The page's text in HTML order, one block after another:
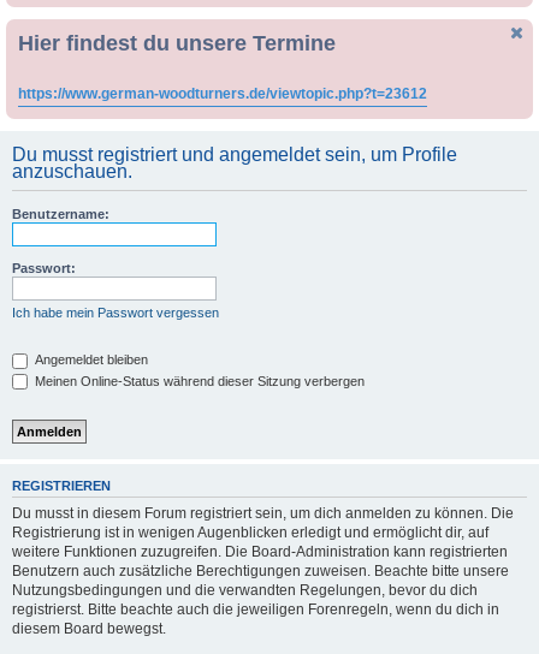
Hier findest du unsere Termine
https://www.german-woodturners.de/viewtopic.php?t=23612
Du musst registriert und angemeldet sein, um Profile
anzuschauen.
Benutzername:
Passwort:
Ich habe mein Passwort vergessen
Angemeldet bleiben
Meinen Online-Status während dieser Sitzung verbergen
REGISTRIEREN
Du musst in diesem Forum registriert sein, um dich anmelden zu können. Die
Registrierung ist in wenigen Augenblicken erledigt und ermöglicht dir, auf
weitere Funktionen zuzugreifen. Die Board-Administration kann registrierten
Benutzern auch zusätzliche Berechtigungen zuweisen. Beachte bitte unsere
Nutzungsbedingungen und die verwandten Regelungen, bevor du dich
registrierst. Bitte beachte auch die jeweiligen Forenregeln, wenn du dich in
diesem Board bewegst.